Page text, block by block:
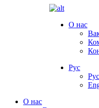
О нас
Рус
О нас